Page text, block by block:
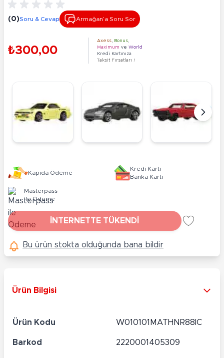
(0)Soru & Cevap Armağan’a Soru Sor
₺300,00
Axess Bonus
Maximum ve World
Kredi Kartınıza
Taksit Fırsatları !
Kapıda Ödeme
Kredi Kartı
Banka Kartı
Masterpass
ile Ödeme
İNTERNETTE TÜKENDİ
Bu ürün stokta olduğunda bana bildir
Ürün Bilgisi
Ürün Kodu W010101MATHNR88IC
Barkod 2220001405309